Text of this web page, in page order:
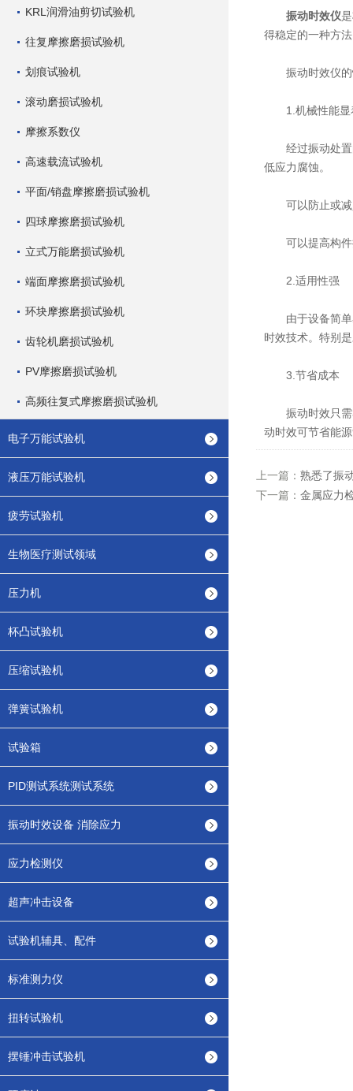
KRL润滑油剪切试验机
往复摩擦磨损试验机
划痕试验机
滚动磨损试验机
摩擦系数仪
高速载流试验机
平面/销盘摩擦磨损试验机
四球摩擦磨损试验机
立式万能磨损试验机
端面摩擦磨损试验机
环块摩擦磨损试验机
齿轮机磨损试验机
PV摩擦磨损试验机
高频往复式摩擦磨损试验机
电子万能试验机
液压万能试验机
疲劳试验机
生物医疗测试领域
压力机
杯凸试验机
压缩试验机
弹簧试验机
试验箱
PID测试系统测试系统
振动时效设备 消除应力
应力检测仪
超声冲击设备
试验机辅具、配件
标准测力仪
扭转试验机
摆锤冲击试验机
振动时效仪
得稳定的一种方
振动时效仪的
1.机械性能显
经过振动处置
低应力腐蚀。
可以防止或减
可以提高构件
2.适用性强
由于设备简单
时效技术。特别
3.节省成本
振动时效只需
动时效可节省能
上一篇： 熟悉了振
下一篇： 金属应力